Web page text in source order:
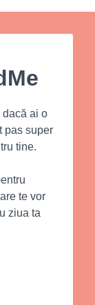
dacă ai o
pas super
tine.
te vor
ziua ta